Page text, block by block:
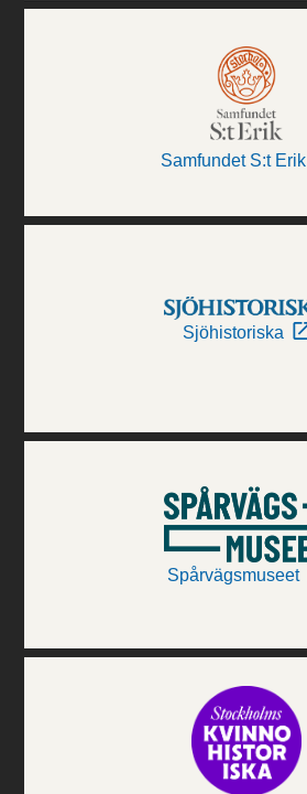
Samfundet S:t Erik
Sjöhistoriska
Spårvägsmuseet